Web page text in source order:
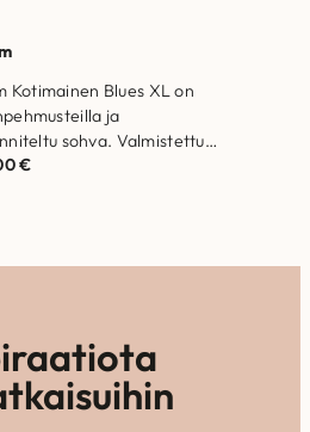
Kotimainen Blues XL on
ja
sohva. Valmistettu
on…
€